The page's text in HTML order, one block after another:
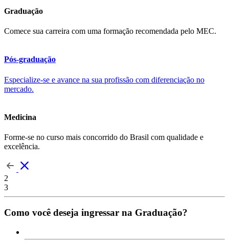
Graduação
Comece sua carreira com uma formação recomendada pelo MEC.
Pós-graduação
Especialize-se e avance na sua profissão com diferenciação no
mercado.
Medicina
Forme-se no curso mais concorrido do Brasil com qualidade e
excelência.
2
3
Como você deseja ingressar na Graduação?